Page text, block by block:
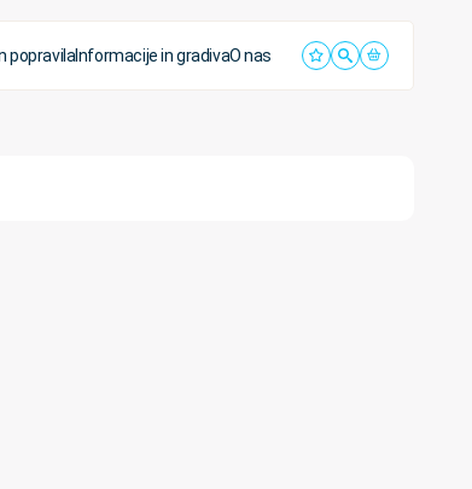
popravilaInformacije in gradivaO nas